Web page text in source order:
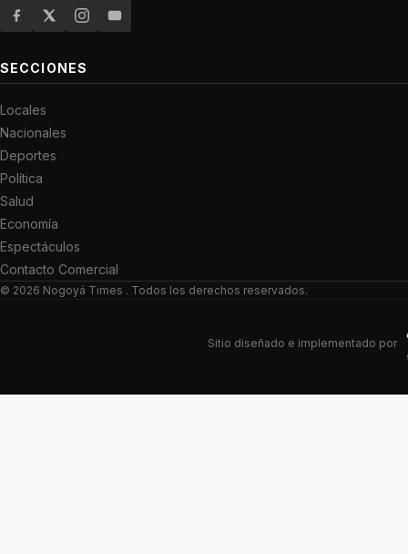
SECCIONES
Locales
Nacionales
Deportes
Política
Salud
Economía
Espectáculos
Contacto Comercial
© 2026 Nogoyá Times . Todos los derechos reservados.
Sitio diseñado e implementado por